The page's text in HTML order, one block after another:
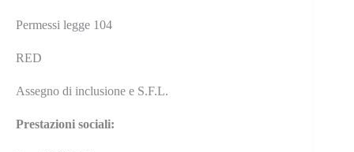
Permessi legge 104
RED
Assegno di inclusione e S.F.L.
Prestazioni sociali: